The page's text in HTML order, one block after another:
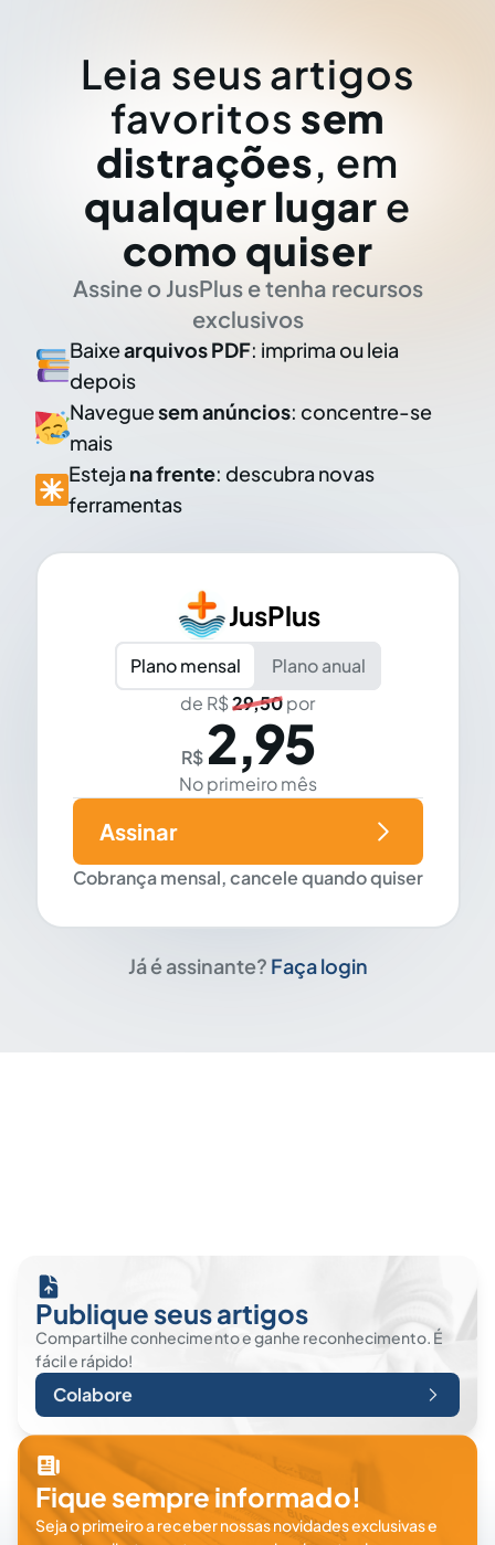
Leia seus artigos
favoritos sem
distrações, em
qualquer lugar e
como quiser
Assine o JusPlus e tenha recursos
exclusivos
Baixearquivos PDF: imprima ou leia
depois
Naveguesem anúncios: concentre-se
mais
Esteja na frente: descubra novas
ferramentas
JusPlus
Plano mensal
Plano anual
de R$29,50por
R$ 2,95
No primeiro mês
Cobrança mensal, cancele quando quiser
Assinar
Já é assinante? Faça login
Publique seus artigos
Compartilhe conhecimento e ganhe reconhecimento. É
fácil e rápido!
Colabore
Fique sempre informado!
Seja o primeiro a receber nossas novidades exclusivas e